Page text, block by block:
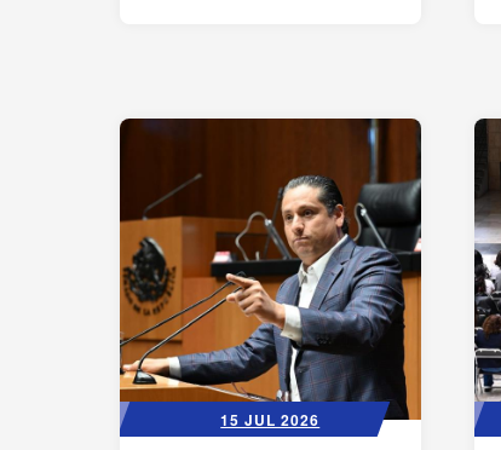
15 JUL 2026